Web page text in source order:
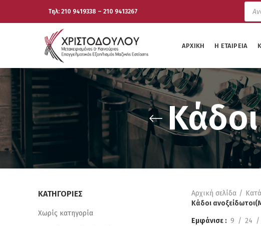
Τηλ: 210 9419338 – 210 9413267
ΑΡΧΙΚΉ Η ΕΤΑΙΡΕΊΑ
ΚΑΤΗΓΟΡΊΕΣ
Χωρίς κατηγορία
Αρχική σελίδα
Κάδοι
Εμφάνισε 9 24